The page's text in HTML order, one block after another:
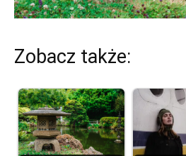
Zobacz także: